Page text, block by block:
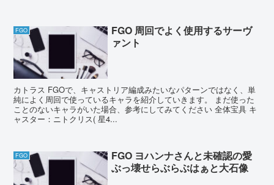
FGO
FGO 周回でよく使用するサーヴ
ァント
カトラス FGOで、キャストリア編成みたいなパターンではなく、単
純によく周回で使っているキャラを紹介していきます。 まだ使った
ことのないキャラがいた場合、参考にしてみてください 全体宝具 キ
ャスター：ニトクリス( 星4...
FGO
FGO ヨハンナさんと未確認の愛
ぶっ壊せらぶらぶはぁと大石像